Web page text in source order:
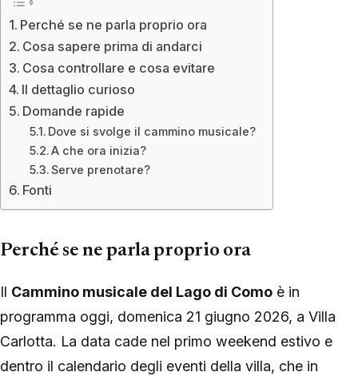
Perché se ne parla proprio ora
Cosa sapere prima di andarci
Cosa controllare e cosa evitare
Il dettaglio curioso
Domande rapide
Dove si svolge il cammino musicale?
A che ora inizia?
Serve prenotare?
Fonti
Perché se ne parla proprio ora
Il Cammino musicale del Lago di Como è in
programma oggi, domenica 21 giugno 2026, a Villa
Carlotta. La data cade nel primo weekend estivo e
dentro il calendario degli eventi della villa, che in